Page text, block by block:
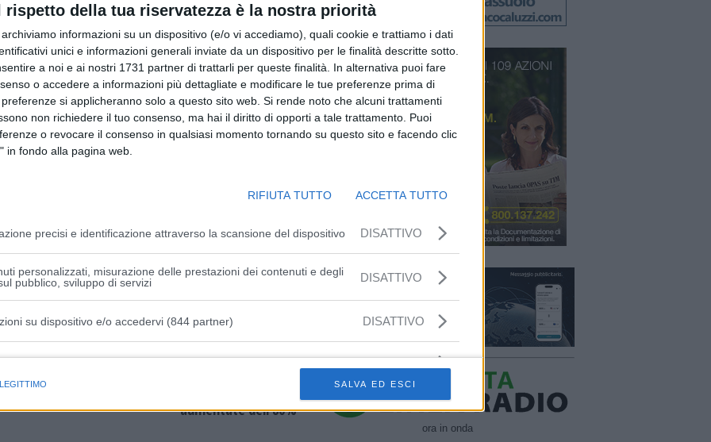
rispetto della tua riservatezza è la nostra priorità
informazioni su un dispositivo (e/o vi accediamo), quali cookie e trattiamo i dati
unici e informazioni generali inviate da un dispositivo per le finalità descritte sotto.
a noi e ai nostri 1731 partner di trattarli per queste finalità. In alternativa puoi fare
o accedere a informazioni più dettagliate e modificare le tue preferenze prima di
si applicheranno solo a questo sito web. Si rende noto che alcuni trattamenti
non richiedere il tuo consenso, ma hai il diritto di opporti a tale trattamento. Puoi
o revocare il consenso in qualsiasi momento tornando su questo sito e facendo clic
in fondo alla pagina web.
RIFIUTA TUTTO ACCETTA TUTTO
precisi e identificazione attraverso la scansione del dispositivo DISATTIVO
personalizzati, misurazione delle prestazioni dei contenuti e degli
pubblico, sviluppo di servizi
DISATTIVO
su dispositivo e/o accedervi (844 partner) DISATTIVO
speciali
SALVA ED ESCI
al Consiglio Federale svizzero. “La minaccia posta
continente, richiede da parte di tutte le democrazie,
di unità e coesione. Sin dall’inizio del conflitto,
solidarietà nei confronti del popolo ucraino, con un
nella Conferenza di Lugano per la ricostruzione
di aderire alle misure sanzionatorie definite a
Stato.
Berna e l’Unione Europea non solo non va
coltivato con ancora maggiore convinzione. Unione
affidabili, amici, interdipendenti, uniti da un
civiltà europea”, ha concluso Mattarella.
aumentate dell’80%
ora in onda